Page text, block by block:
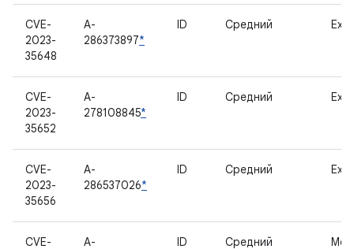
CVE-
2023-
35648
A-
286373897*
ID Средний
CVE-
2023-
35652
A-
278108845*
ID Средний
CVE-
2023-
35656
A-
286537026*
ID Средний
CVE-
A-
ID Средний